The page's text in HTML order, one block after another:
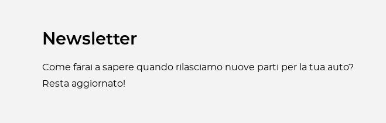
Newsletter
Come farai a sapere quando rilasciamo nuove parti per la tua auto?
Resta aggiornato!